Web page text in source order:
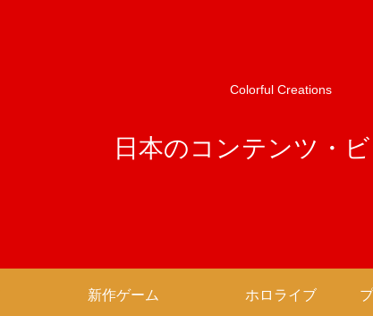
Colorful Creations
日本のコンテンツ・
新作ゲーム ホロライブ